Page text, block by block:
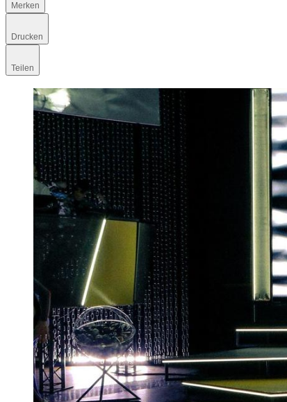
Merken
Drucken
Teilen